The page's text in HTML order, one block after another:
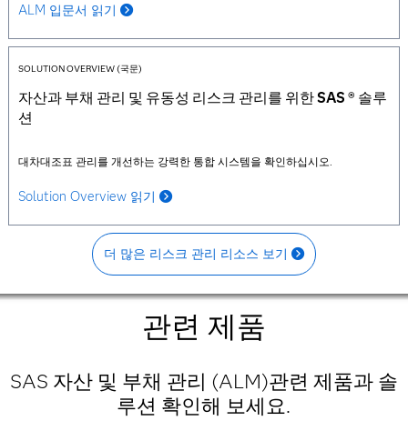
ALM 입문서 읽기
SOLUTION OVERVIEW (국문)
자산과 부채 관리 및 유동성 리스크 관리를 위한 SAS ® 솔루
션
대차대조표 관리를 개선하는 강력한 통합 시스템을 확인하십시오.
Solution Overview 읽기
더 많은 리스크 관리 리소스 보기
관련 제품
SAS 자산 및 부채 관리 (ALM)관련 제품과 솔
루션 확인해 보세요.